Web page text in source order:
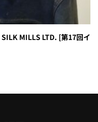
MILLS LTD. [第17回イ